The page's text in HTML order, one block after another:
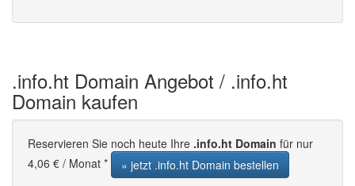
.info.ht Domain Angebot / .info.ht
Domain kaufen
Reservieren Sie noch heute Ihre .info.ht Domain für nur
4,06 € / Monat *
» jetzt .info.ht Domain bestellen